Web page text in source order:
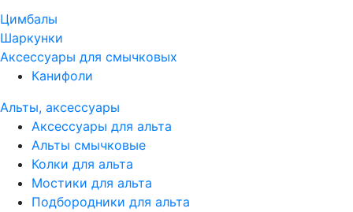
Цимбалы
Шаркунки
Аксессуары для смычковых
Канифоли
Альты, аксессуары
Аксессуары для альта
Альты смычковые
Колки для альта
Мостики для альта
Подбородники для альта